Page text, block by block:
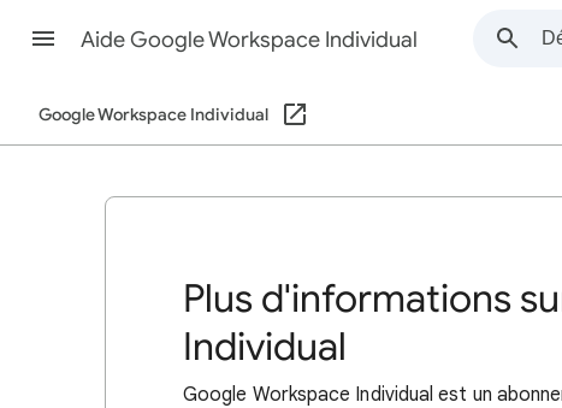
Aide Google Workspace Individual
Google Workspace Individual
Plus d'informations
Individual
Google Workspace Individual est un